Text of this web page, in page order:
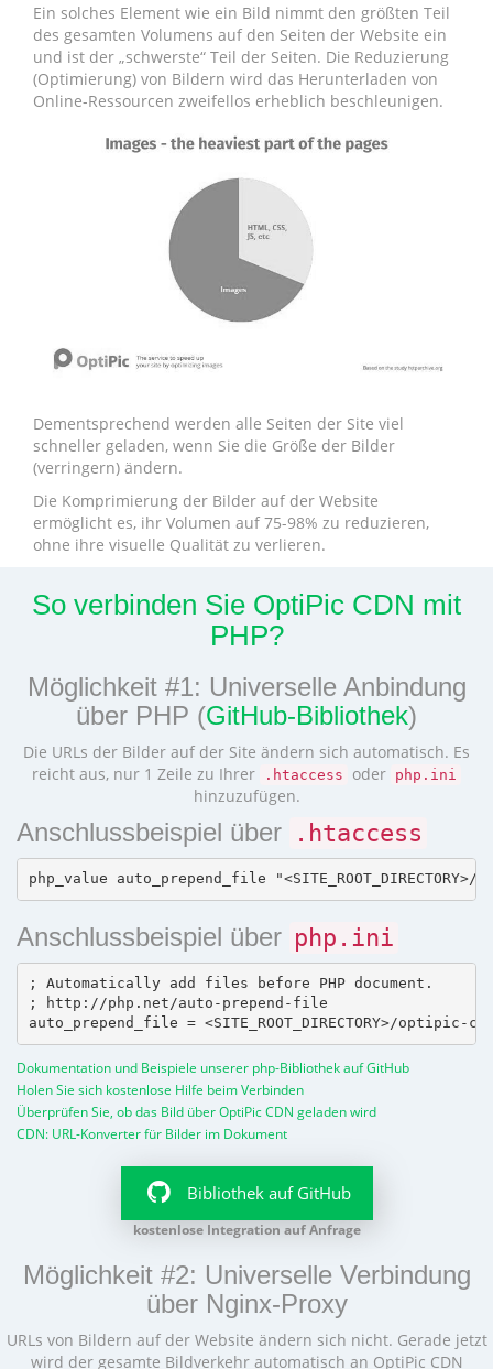
Ein solches Element wie ein Bild nimmt den größten Teil
des gesamten Volumens auf den Seiten der Website ein
und ist der „schwerste“ Teil der Seiten. Die Reduzierung
(Optimierung) von Bildern wird das Herunterladen von
Online-Ressourcen zweifellos erheblich beschleunigen.
Dementsprechend werden alle Seiten der Site viel
schneller geladen, wenn Sie die Größe der Bilder
(verringern) ändern.
Die Komprimierung der Bilder auf der Website
ermöglicht es, ihr Volumen auf 75-98% zu reduzieren,
ohne ihre visuelle Qualität zu verlieren.
So verbinden Sie OptiPic CDN mit
PHP?
Möglichkeit #1: Universelle Anbindung
über PHP (GitHub-Bibliothek)
Die URLs der Bilder auf der Site ändern sich automatisch. Es
reicht aus, nur 1 Zeile zu Ihrer
.htaccess oder php.ini
hinzuzufügen.
Anschlussbeispiel über .htaccess
Anschlussbeispiel über php.ini
; Automatically add files before PHP document.
; http://php.net/auto-prepend-file
Dokumentation und Beispiele unserer php-Bibliothek auf GitHub
Holen Sie sich kostenlose Hilfe beim Verbinden
Überprüfen Sie, ob das Bild über OptiPic CDN geladen wird
CDN: URL-Konverter für Bilder im Dokument
Bibliothek auf GitHub
kostenlose Integration auf Anfrage
Möglichkeit #2: Universelle Verbindung
über Nginx-Proxy
URLs von Bildern auf der Website ändern sich nicht. Gerade jetzt
wird der gesamte Bildverkehr automatisch an OptiPic CDN